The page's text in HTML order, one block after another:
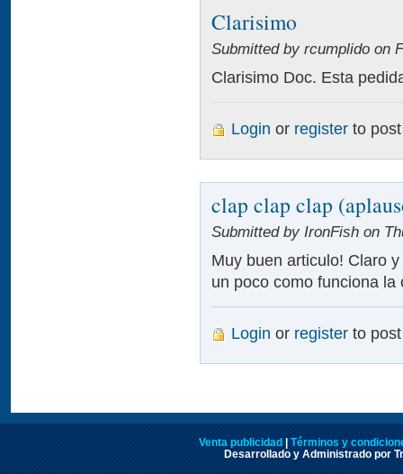
Clarisimo
Submitted by rcumplido on
Clarisimo Doc. Esta
Login or register to
clap clap clap
Submitted by IronFish on
Muy buen articulo! Claro
un poco como funciona la
Login or register to
Venta publicidad
Términos y
Desarrollado y Administrado por